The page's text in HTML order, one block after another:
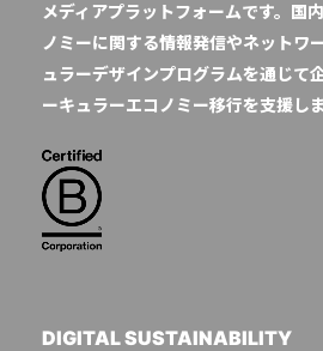
メディアプラットフォームです。国
ノミーに関する情報発信やネットワ
ュラーデザインプログラムを通じて
ーキュラーエコノミー移行を支援しま
DIGITAL SUSTAINABILITY